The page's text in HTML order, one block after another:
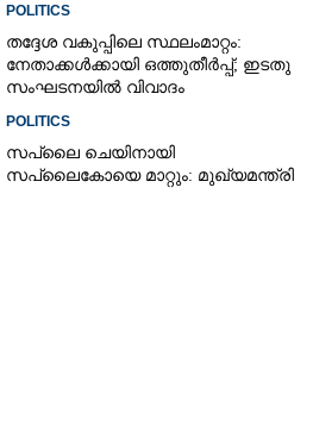
POLITICS
തദ്ദേശ വകുപ്പിലെ സ്ഥലംമാറ്റം:
നേതാക്കൾക്കായി ഒത്തുതീർപ്പ്; ഇടതു
സംഘടനയിൽ വിവാദം
POLITICS
സപ്ലൈ ചെയിനായി
സപ്ലൈകോയെ മാറ്റും: മുഖ്യമന്ത്രി